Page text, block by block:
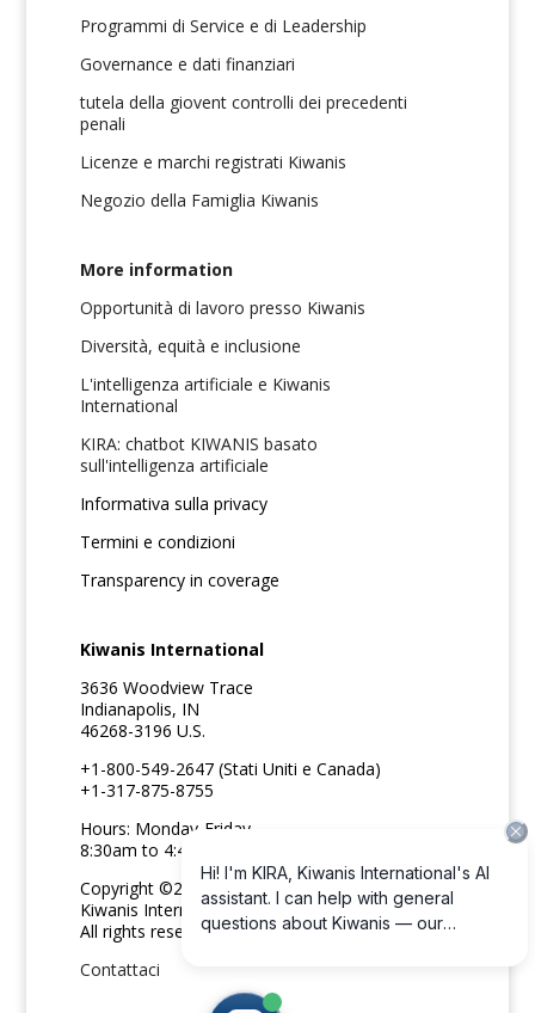
Programmi di Service e di Leadership
Governance e dati finanziari
tutela della giovent controlli dei precedenti
penali
Licenze e marchi registrati Kiwanis
Negozio della Famiglia Kiwanis
More information
Opportunità di lavoro presso Kiwanis
Diversità, equità e inclusione
L'intelligenza artificiale e Kiwanis
International
KIRA: chatbot KIWANIS basato
sull'intelligenza artificiale
Informativa sulla privacy
Termini e condizioni
Transparency in coverage
Kiwanis International
3636 Woodview Trace
Indianapolis, IN
46268-3196 U.S.
+1-800-549-2647 (Stati Uniti e Canada)
+1-317-875-8755
Hours: Monday-Friday
8:30am to 4:45pm ET
Copyright ©2026
Kiwanis International
All rights reserved
Contattaci